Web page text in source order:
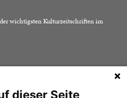
wichtigsten Kulturzeitschriften im
im Überblick Impressum
dieser Seite